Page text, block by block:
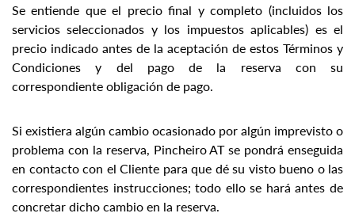
Se entiende que el precio final y completo (incluidos los
servicios seleccionados y los impuestos aplicables) es el
precio indicado antes de la aceptación de estos Términos y
Condiciones y del pago de la reserva con su
correspondiente obligación de pago.
Si existiera algún cambio ocasionado por algún imprevisto o
problema con la reserva, Pincheiro AT se pondrá enseguida
en contacto con el Cliente para que dé su visto bueno o las
correspondientes instrucciones; todo ello se hará antes de
concretar dicho cambio en la reserva.